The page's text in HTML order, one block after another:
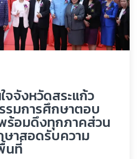
จจังหวัดสระแก้ว
รมการศึกษาตอบ
ร้อมดึงทุกภาคส่วน
ษาสอดรับความ
นที่